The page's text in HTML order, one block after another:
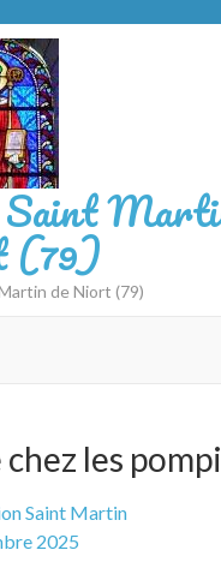
Saint
(79)
de Niort (79)
les
Saint Martin
2025